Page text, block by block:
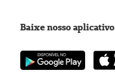
Baixe nosso aplicativo